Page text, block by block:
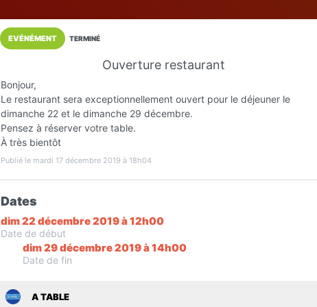
Installez l'App LaCarte
Téléchargez gratuitement l'app LaCarte
commerces favoris et ne rien rater !
Télécharger
Restaurant traditionnel
TERMINÉ
EVÉNÉMENT
Ouverture restaurant
Bonjour,
Le restaurant sera exceptionnellement ouvert pour le déjeuner le
dimanche 22 et le dimanche 29 décembre.
Pensez à réserver votre table.
À très bientôt
Publié le mardi 17 décembre 2019 à 18h04
Dates
dim 22 décembre 2019 à 12h00
Date de début
dim 29 décembre 2019 à 14h00
Date de fin
A TABLE